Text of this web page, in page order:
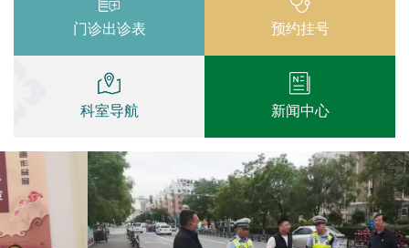
门诊出诊表 预约挂号
科室导航 新闻中心